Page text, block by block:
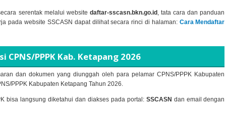
serentak melalui website daftar-sscasn.bkn.go.id , tata cara dan panduan
pada website SSCASN dapat dilihat secara rinci di halaman: Cara Mendaftar
PPPK Kab. Ketapang 2026
dan dokumen yang diunggah oleh para pelamar CPNS/PPPK Kabupaten
PPPK Kabupaten Ketapang Tahun 2026.
bisa langsung diketahui dan diakses pada portal: SSCASN dan email dengan